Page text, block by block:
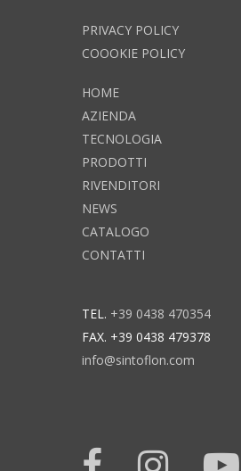
PRIVACY POLICY
COOOKIE POLICY
HOME
AZIENDA
TECNOLOGIA
PRODOTTI
RIVENDITORI
NEWS
CATALOGO
CONTATTI
TEL. +39 0438 470354
FAX. +39 0438 479378
info@sintoflon.com